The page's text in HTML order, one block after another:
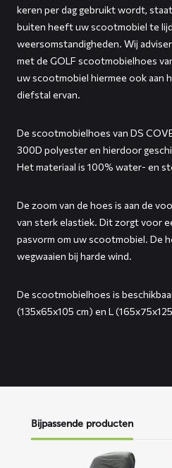
keren per dag gebruikt wordt,
buiten heeft uw scootmobiel te
weersomstandigheden. Wij
met de GOLF scootmobielhoes
uw scootmobiel hiermee ook aan
diefstal ervan.
De scootmobielhoes van DS
300D polyester en hierdoor
Het materiaal is 100% water- en
De zoom van de hoes is aan de
van sterk elastiek. Dit zorgt voor
pasvorm om uw scootmobiel. De
wegwaaien bij harde wind.
De scootmobielhoes is
(135x65x105 cm) en L
Bijpassende producten